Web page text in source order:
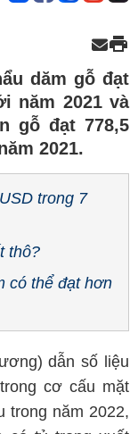
dăm gỗ đạt
năm 2021 và
gỗ đạt 778,5
2021.
trong 7
thô?
có thể đạt hơn
dẫn số liệu
cơ cấu mặt
trong năm 2022,